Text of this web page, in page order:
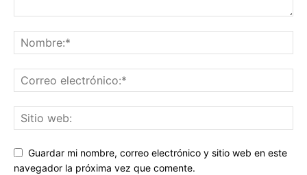
Guardar mi nombre, correo electrónico y sitio web en este
navegador la próxima vez que comente.